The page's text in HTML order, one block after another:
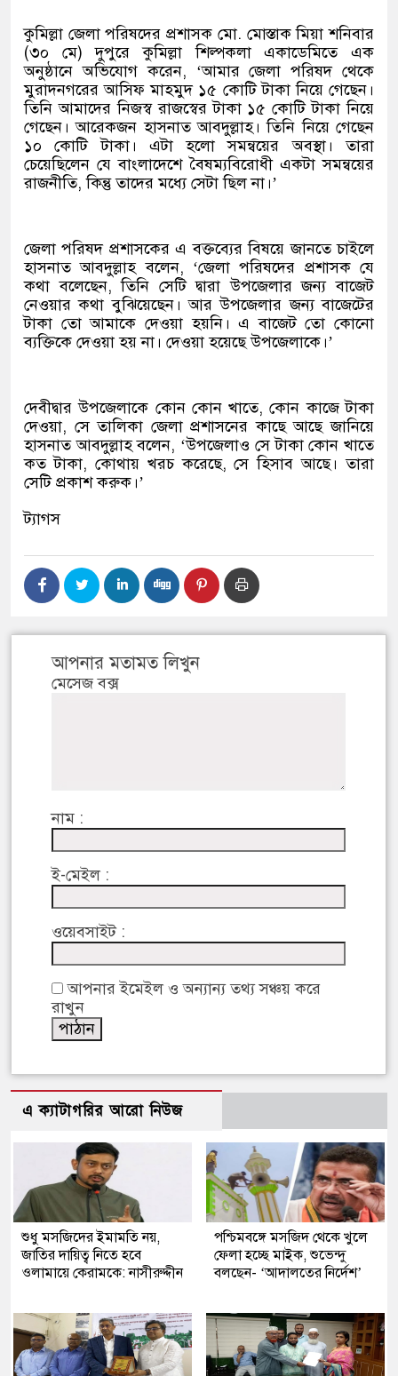
কুমিল্লা জেলা পরিষদের প্রশাসক মো. মোস্তাক মিয়া শনিবার
(৩০ মে) দুপুরে কুমিল্লা শিল্পকলা একাডেমিতে এক
অনুষ্ঠানে অভিযোগ করেন, ‘আমার জেলা পরিষদ থেকে
মুরাদনগরের আসিফ মাহমুদ ১৫ কোটি টাকা নিয়ে গেছেন।
তিনি আমাদের নিজস্ব রাজস্বের টাকা ১৫ কোটি টাকা নিয়ে
গেছেন। আরেকজন হাসনাত আবদুল্লাহ। তিনি নিয়ে গেছেন
১০ কোটি টাকা। এটা হলো সমন্বয়ের অবস্থা। তারা
চেয়েছিলেন যে বাংলাদেশে বৈষম্যবিরোধী একটা সমন্বয়ের
রাজনীতি, কিন্তু তাদের মধ্যে সেটা ছিল না।’
জেলা পরিষদ প্রশাসকের এ বক্তব্যের বিষয়ে জানতে চাইলে
হাসনাত আবদুল্লাহ বলেন, ‘জেলা পরিষদের প্রশাসক যে
কথা বলেছেন, তিনি সেটি দ্বারা উপজেলার জন্য বাজেট
নেওয়ার কথা বুঝিয়েছেন। আর উপজেলার জন্য বাজেটের
টাকা তো আমাকে দেওয়া হয়নি। এ বাজেট তো কোনো
ব্যক্তিকে দেওয়া হয় না। দেওয়া হয়েছে উপজেলাকে।’
দেবীদ্বার উপজেলাকে কোন কোন খাতে, কোন কাজে টাকা
দেওয়া, সে তালিকা জেলা প্রশাসনের কাছে আছে জানিয়ে
হাসনাত আবদুল্লাহ বলেন, ‘উপজেলাও সে টাকা কোন খাতে
কত টাকা, কোথায় খরচ করেছে, সে হিসাব আছে। তারা
সেটি প্রকাশ করুক।’
ট্যাগস
আপনার মতামত লিখুন
মেসেজ বক্স
নাম :
ই-মেইল :
ওয়েবসাইট :
আপনার ইমেইল ও অন্যান্য তথ্য সঞ্চয় করে
রাখুন
এ ক্যাটাগরির আরো নিউজ
শুধু মসজিদের ইমামতি নয়,
জাতির দায়িত্ব নিতে হবে
ওলামায়ে কেরামকে: নাসীরুদ্দীন
পশ্চিমবঙ্গে মসজিদ থেকে খুলে
ফেলা হচ্ছে মাইক, শুভেন্দু
বলছেন- ‘আদালতের নির্দেশ’